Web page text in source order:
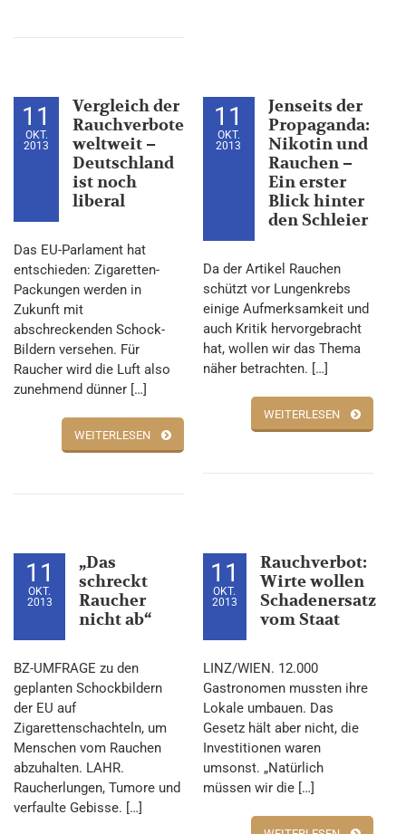
11
OKT.
2013
Vergleich der
Rauchverbote
weltweit –
Deutschland
ist noch
liberal
Das EU-Parlament hat
entschieden: Zigaretten-
Packungen werden in
Zukunft mit
abschreckenden Schock-
Bildern versehen. Für
Raucher wird die Luft also
zunehmend dünner […]
WEITERLESEN
11
OKT.
2013
Jenseits der
Propaganda:
Nikotin und
Rauchen –
Ein erster
Blick hinter
den Schleier
Da der Artikel Rauchen
schützt vor Lungenkrebs
einige Aufmerksamkeit und
auch Kritik hervorgebracht
hat, wollen wir das Thema
näher betrachten. […]
WEITERLESEN
11
OKT.
2013
„Das
schreckt
Raucher
nicht ab“
BZ-UMFRAGE zu den
geplanten Schockbildern
der EU auf
Zigarettenschachteln, um
Menschen vom Rauchen
abzuhalten. LAHR.
Raucherlungen, Tumore und
verfaulte Gebisse. […]
11
OKT.
2013
Rauchverbot:
Wirte wollen
Schadenersatz
vom Staat
LINZ/WIEN. 12.000
Gastronomen mussten ihre
Lokale umbauen. Das
Gesetz hält aber nicht, die
Investitionen waren
umsonst. „Natürlich
müssen wir die […]